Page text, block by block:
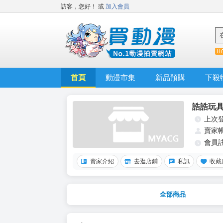
訪客，您好！ 或 加入會員
首頁 動漫市集 新品預購 下殺
誥誥玩
上次
賣家
會員
賣家介紹 去逛店鋪 私訊 收藏
全部商品